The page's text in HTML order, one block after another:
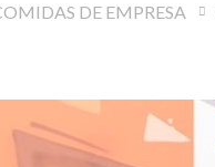
DE EMPRESA